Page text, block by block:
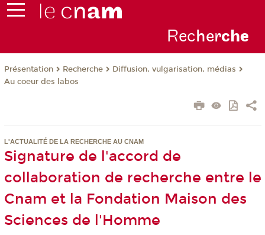
Recherche
Présentation Recherche
Diffusion, vulgarisation, médias
Au coeur des labos
L'ACTUALITÉ DE LA RECHERCHE AU CNAM
Signature de l'accord de
collaboration de recherche entre le
Cnam et la Fondation Maison des
Sciences de l'Homme